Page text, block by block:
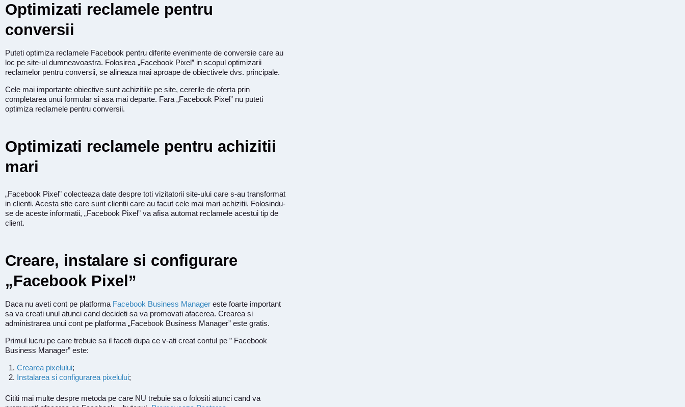
Optimizati reclamele pentru
conversii
Puteti optimiza reclamele Facebook pentru diferite evenimente de conversie care au
loc pe site-ul dumneavoastra. Folosirea „Facebook Pixel” in scopul optimizarii
reclamelor pentru conversii, se alineaza mai aproape de obiectivele dvs. principale.
Cele mai importante obiective sunt achizitiile pe site, cererile de oferta prin
completarea unui formular si asa mai departe. Fara „Facebook Pixel” nu puteti
optimiza reclamele pentru conversii.
Optimizati reclamele pentru achizitii
mari
„Facebook Pixel” colecteaza date despre toti vizitatorii site-ului care s-au transformat
in clienti. Acesta stie care sunt clientii care au facut cele mai mari achizitii. Folosindu-
se de aceste informatii, „Facebook Pixel” va afisa automat reclamele acestui tip de
client.
Creare, instalare si configurare
„Facebook Pixel”
Daca nu aveti cont pe platforma Facebook Business Manager este foarte important
sa va creati unul atunci cand decideti sa va promovati afacerea. Crearea si
administrarea unui cont pe platforma „Facebook Business Manager” este gratis.
Primul lucru pe care trebuie sa il faceti dupa ce v-ati creat contul pe ” Facebook
Business Manager” este:
Crearea pixelului;
Instalarea si configurarea pixelului;
Cititi mai multe despre metoda pe care NU trebuie sa o folositi atunci cand va